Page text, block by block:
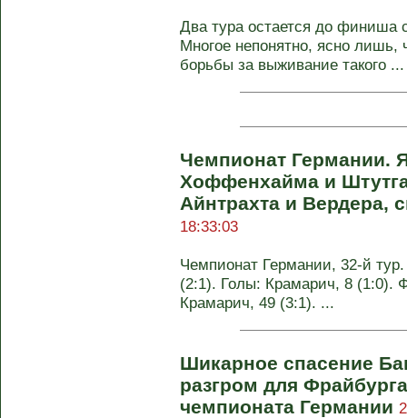
Два тура остается до финиша
Многое непонятно, ясно
борьбы за выживание такого ...
Чемпионат Германии.
Хоффенхайма и
Айнтрахта и Вердера,
18:33:03
Чемпионат Германии, 32-й
(2:1). Голы: Крамарич, 8 (1:0).
Крамарич, 49 (3:1). ...
Шикарное спасение
разгром для
чемпионата Германии